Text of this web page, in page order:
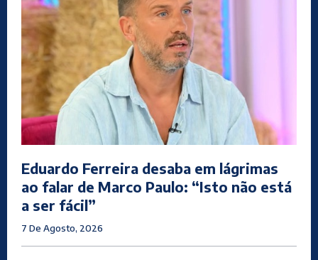
Eduardo Ferreira desaba em lágrimas
ao falar de Marco Paulo: “Isto não está
a ser fácil”
7 De Agosto, 2026